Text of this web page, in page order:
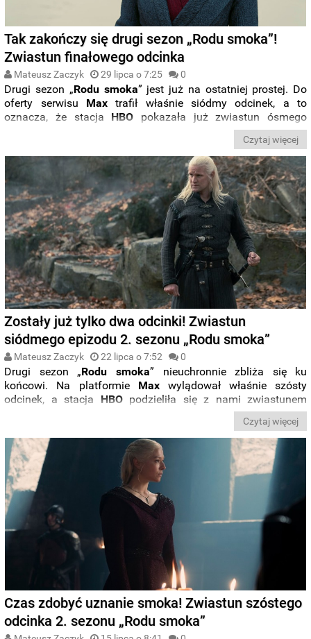
Tak zakończy się drugi sezon „Rodu smoka”!
Zwiastun finałowego odcinka
Mateusz Zaczyk 29 lipca o 7:25 0
Drugi sezon „Rodu smoka” jest już na ostatniej prostej. Do
oferty serwisu Maxtrafił właśnie siódmy odcinek, a to
oznacza, że stacja HBO pokazała już zwiastun ósmego
Gry o Tron”. Kiedy
? Zobaczcie
zwiastun i poznajcie harmonogram premiery.
Czytaj więcej
Zostały już tylko dwa odcinki! Zwiastun
siódmego epizodu 2. sezonu „Rodu smoka”
Mateusz Zaczyk 22 lipca o 7:52 0
Drugi sezon „Rodu smoka” nieuchronnie zbliża się ku
końcowi. Na platformie Maxwylądował właśnie szósty
odcinek, a stacja HBOpodzieliła się z nami zwiastunem
siódmego epizodu nowej serii produkcji ze świata „Gry o
”. Kiedy przedostatni rozdział pojawi się naMaxiHBO
Zobaczcie zwiastun i poznajcie harmonogram premiery.
Czytaj więcej
Czas zdobyć uznanie smoka! Zwiastun szóstego
odcinka 2. sezonu „Rodu smoka”